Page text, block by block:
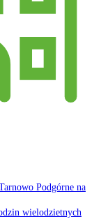
Podgórne na
wielodzietnych